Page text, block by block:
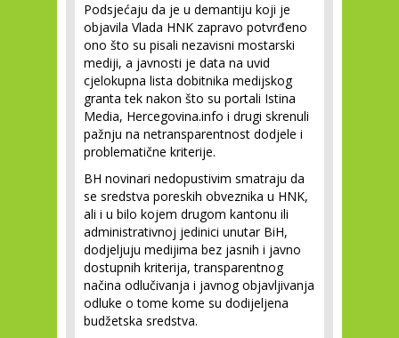
Podsjećaju da je u demantiju koji je
objavila Vlada HNK zapravo potvrđeno
ono što su pisali nezavisni mostarski
mediji, a javnosti je data na uvid
cjelokupna lista dobitnika medijskog
granta tek nakon što su portali Istina
Media, Hercegovina.info i drugi skrenuli
pažnju na netransparentnost dodjele i
problematične kriterije.
BH novinari nedopustivim smatraju da
se sredstva poreskih obveznika u HNK,
ali i u bilo kojem drugom kantonu ili
administrativnoj jedinici unutar BiH,
dodjeljuju medijima bez jasnih i javno
dostupnih kriterija, transparentnog
načina odlučivanja i javnog objavljivanja
odluke o tome kome su dodijeljena
budžetska sredstva.